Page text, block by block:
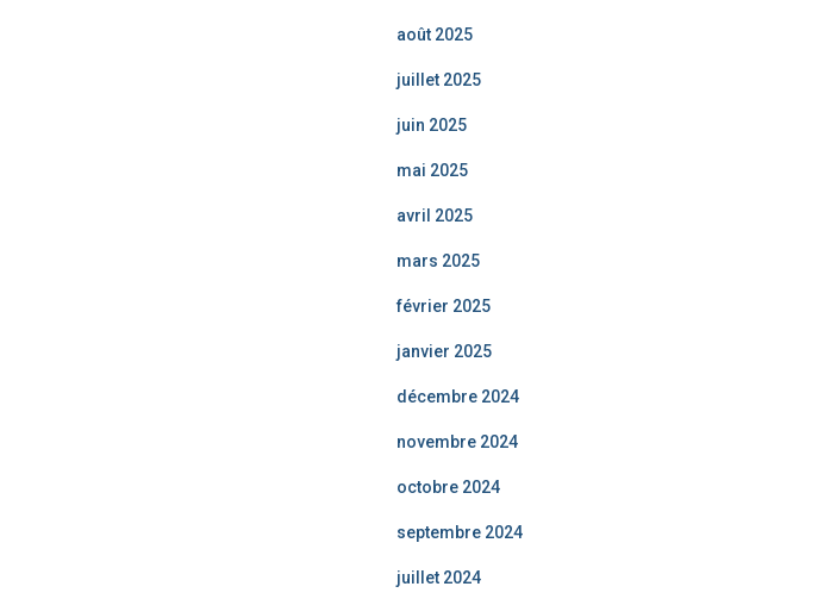
août 2025
juillet 2025
juin 2025
mai 2025
avril 2025
mars 2025
février 2025
janvier 2025
décembre 2024
novembre 2024
octobre 2024
septembre 2024
juillet 2024